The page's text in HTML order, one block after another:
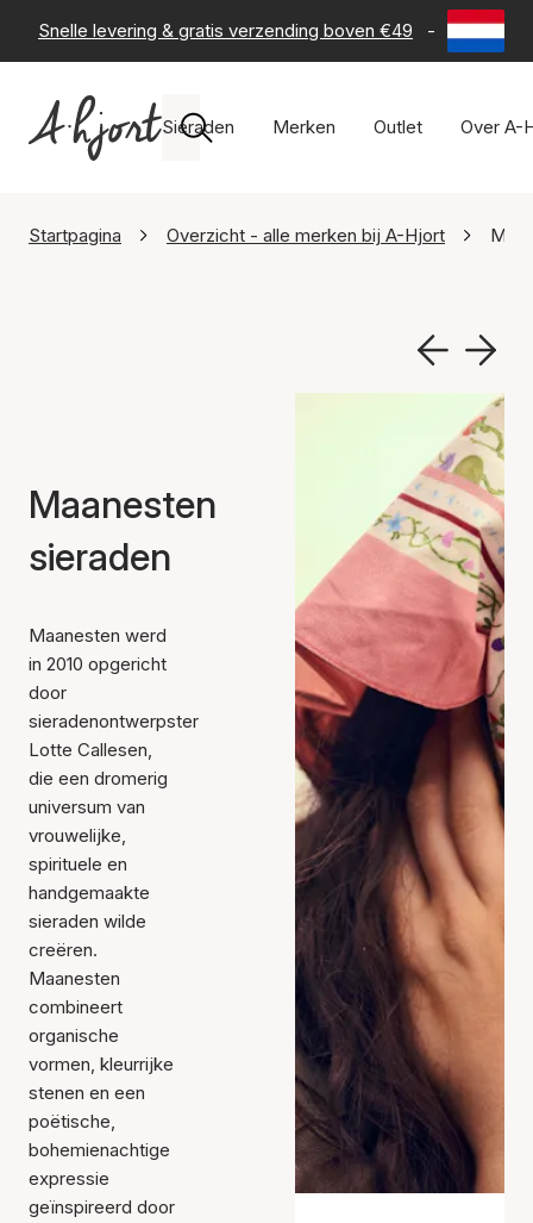
Snelle levering & gratis verzending boven €49 - 60 dagen
Sieraden Merken Outlet Over A-
Startpagina Overzicht - alle merken bij A-Hjort
Maanesten
sieraden
Maanesten werd
in 2010 opgericht
door
sieradenontwerpster
Lotte Callesen,
die een dromerig
universum van
vrouwelijke,
spirituele en
handgemaakte
sieraden wilde
creëren.
Maanesten
combineert
organische
vormen, kleurrijke
stenen en een
poëtische,
bohemienachtige
expressie
geïnspireerd door